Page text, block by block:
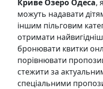
Криве Озеро Одеса,
можуть надавати
іншим пільговим
отримати
бронювати квитки
порівнювати
стежити за
спеціальними